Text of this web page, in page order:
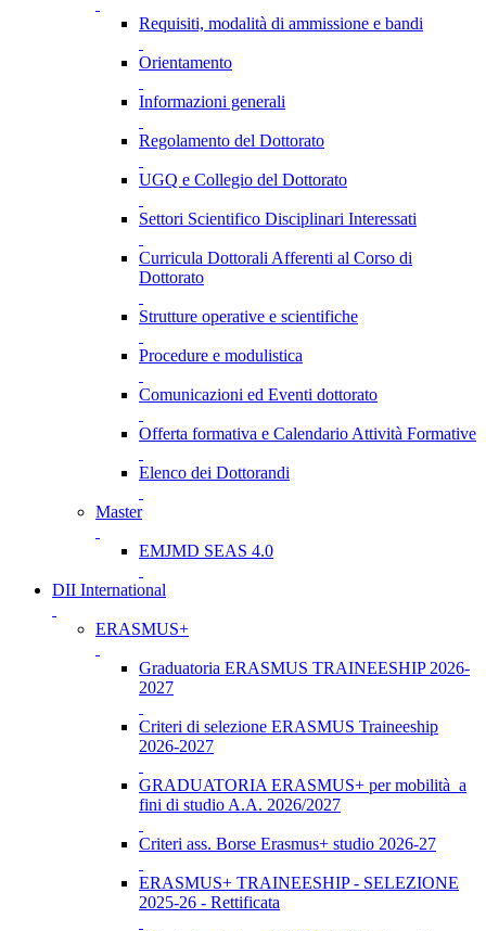
Requisiti, modalità di ammissione e bandi
Orientamento
Informazioni generali
Regolamento del Dottorato
UGQ e Collegio del Dottorato
Settori Scientifico Disciplinari Interessati
Curricula Dottorali Afferenti al Corso di
Dottorato
Strutture operative e scientifiche
Procedure e modulistica
Comunicazioni ed Eventi dottorato
Offerta formativa e Calendario Attività Formative
Elenco dei Dottorandi
Master
EMJMD SEAS 4.0
DII International
ERASMUS+
Graduatoria ERASMUS TRAINEESHIP 2026-
2027
Criteri di selezione ERASMUS Traineeship
2026-2027
GRADUATORIA ERASMUS+ per mobilità a
fini di studio A.A. 2026/2027
Criteri ass. Borse Erasmus+ studio 2026-27
ERASMUS+ TRAINEESHIP - SELEZIONE
2025-26 - Rettificata